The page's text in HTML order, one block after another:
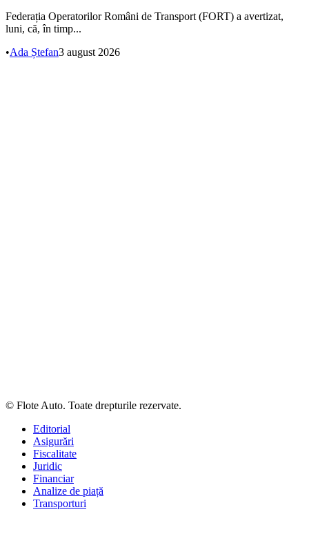
Federația Operatorilor Români de Transport (FORT) a avertizat,
luni, că, în timp...
•Ada Ștefan3 august 2026
© Flote Auto. Toate drepturile rezervate.
Editorial
Asigurări
Fiscalitate
Juridic
Financiar
Analize de piață
Transporturi